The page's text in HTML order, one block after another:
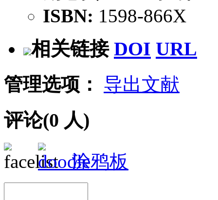
ISBN: 1598-866X
相关链接 DOI URL
管理选项： 导出文献
评论(0 人)
涂鸦板